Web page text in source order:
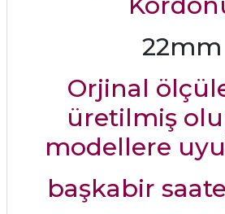
22mm
Orjinal
üretilmiş
modellere
başkabir